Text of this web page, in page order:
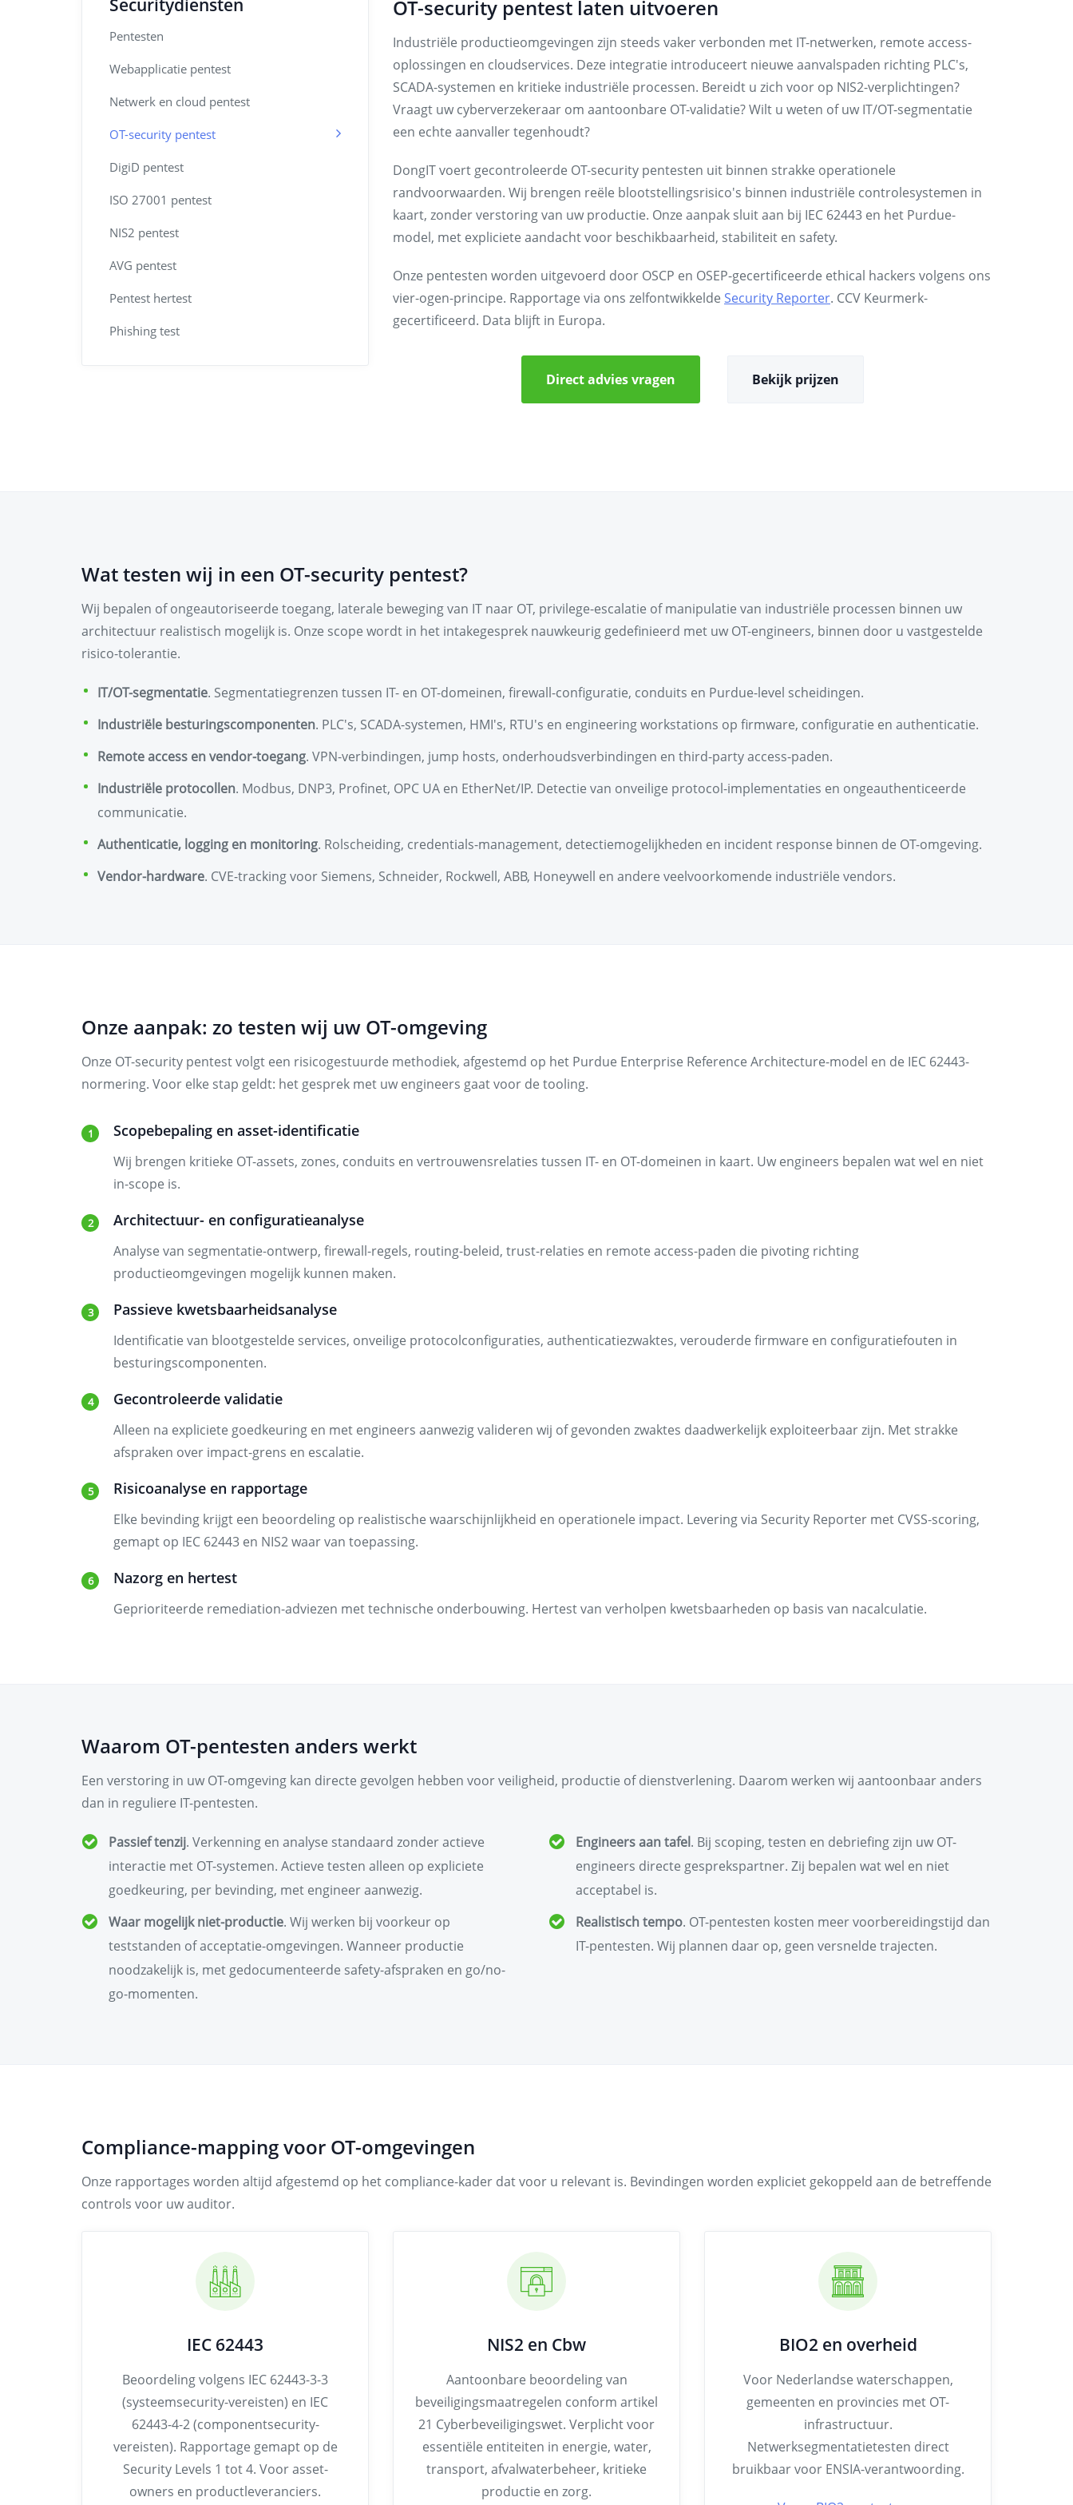
Securitydiensten
Pentesten
Webapplicatie pentest
Netwerk en cloud pentest
OT-security pentest
DigiD pentest
ISO 27001 pentest
NIS2 pentest
AVG pentest
Pentest hertest
Phishing test
OT-security pentest laten uitvoeren
Industriële productieomgevingen zijn steeds vaker verbonden met IT-netwerken, remote access-
oplossingen en cloudservices. Deze integratie introduceert nieuwe aanvalspaden richting PLC's,
SCADA-systemen en kritieke industriële processen. Bereidt u zich voor op NIS2-verplichtingen?
Vraagt uw cyberverzekeraar om aantoonbare OT-validatie? Wilt u weten of uw IT/OT-segmentatie
een echte aanvaller tegenhoudt?
DongIT voert gecontroleerde OT-security pentesten uit binnen strakke operationele
randvoorwaarden. Wij brengen reële blootstellingsrisico's binnen industriële controlesystemen in
kaart, zonder verstoring van uw productie. Onze aanpak sluit aan bij IEC 62443 en het Purdue-
model, met expliciete aandacht voor beschikbaarheid, stabiliteit en safety.
Onze pentesten worden uitgevoerd door OSCP en OSEP-gecertificeerde ethical hackers volgens ons
vier-ogen-principe. Rapportage via ons zelfontwikkelde Security Reporter. CCV Keurmerk-
gecertificeerd. Data blijft in Europa.
Direct advies vragen Bekijk prijzen
Wat testen wij in een OT-security pentest?
Wij bepalen of ongeautoriseerde toegang, laterale beweging van IT naar OT, privilege-escalatie of manipulatie van industriële processen binnen uw
architectuur realistisch mogelijk is. Onze scope wordt in het intakegesprek nauwkeurig gedefinieerd met uw OT-engineers, binnen door u vastgestelde
risico-tolerantie.
IT/OT-segmentatie. Segmentatiegrenzen tussen IT- en OT-domeinen, firewall-configuratie, conduits en Purdue-level scheidingen.
Industriële besturingscomponenten. PLC's, SCADA-systemen, HMI's, RTU's en engineering workstations op firmware, configuratie en authenticatie.
Remote access en vendor-toegang. VPN-verbindingen, jump hosts, onderhoudsverbindingen en third-party access-paden.
Industriële protocollen. Modbus, DNP3, Profinet, OPC UA en EtherNet/IP. Detectie van onveilige protocol-implementaties en ongeauthenticeerde
communicatie.
Authenticatie, logging en monitoring. Rolscheiding, credentials-management, detectiemogelijkheden en incident response binnen de OT-omgeving.
Vendor-hardware. CVE-tracking voor Siemens, Schneider, Rockwell, ABB, Honeywell en andere veelvoorkomende industriële vendors.
Onze aanpak: zo testen wij uw OT-omgeving
Onze OT-security pentest volgt een risicogestuurde methodiek, afgestemd op het Purdue Enterprise Reference Architecture-model en de IEC 62443-
normering. Voor elke stap geldt: het gesprek met uw engineers gaat voor de tooling.
Scopebepaling en asset-identificatie
Wij brengen kritieke OT-assets, zones, conduits en vertrouwensrelaties tussen IT- en OT-domeinen in kaart. Uw engineers bepalen wat wel en niet
in-scope is.
Architectuur- en configuratieanalyse
Analyse van segmentatie-ontwerp, firewall-regels, routing-beleid, trust-relaties en remote access-paden die pivoting richting
productieomgevingen mogelijk kunnen maken.
Passieve kwetsbaarheidsanalyse
Identificatie van blootgestelde services, onveilige protocolconfiguraties, authenticatiezwaktes, verouderde firmware en configuratiefouten in
besturingscomponenten.
Gecontroleerde validatie
Alleen na expliciete goedkeuring en met engineers aanwezig valideren wij of gevonden zwaktes daadwerkelijk exploiteerbaar zijn. Met strakke
afspraken over impact-grens en escalatie.
Risicoanalyse en rapportage
Elke bevinding krijgt een beoordeling op realistische waarschijnlijkheid en operationele impact. Levering via Security Reporter met CVSS-scoring,
gemapt op IEC 62443 en NIS2 waar van toepassing.
Nazorg en hertest
Geprioriteerde remediation-adviezen met technische onderbouwing. Hertest van verholpen kwetsbaarheden op basis van nacalculatie.
Waarom OT-pentesten anders werkt
Een verstoring in uw OT-omgeving kan directe gevolgen hebben voor veiligheid, productie of dienstverlening. Daarom werken wij aantoonbaar anders
dan in reguliere IT-pentesten.
Passief tenzij. Verkenning en analyse standaard zonder actieve
interactie met OT-systemen. Actieve testen alleen op expliciete
goedkeuring, per bevinding, met engineer aanwezig.
Waar mogelijk niet-productie. Wij werken bij voorkeur op
teststanden of acceptatie-omgevingen. Wanneer productie
noodzakelijk is, met gedocumenteerde safety-afspraken en go/no-
go-momenten.
Engineers aan tafel. Bij scoping, testen en debriefing zijn uw OT-
engineers directe gesprekspartner. Zij bepalen wat wel en niet
acceptabel is.
Realistisch tempo. OT-pentesten kosten meer voorbereidingstijd dan
IT-pentesten. Wij plannen daar op, geen versnelde trajecten.
Compliance-mapping voor OT-omgevingen
Onze rapportages worden altijd afgestemd op het compliance-kader dat voor u relevant is. Bevindingen worden expliciet gekoppeld aan de betreffende
controls voor uw auditor.
IEC 62443
Beoordeling volgens IEC 62443-3-3
(systeemsecurity-vereisten) en IEC
62443-4-2 (componentsecurity-
vereisten). Rapportage gemapt op de
Security Levels 1 tot 4. Voor asset-
owners en productleveranciers.
NIS2 en Cbw
Aantoonbare beoordeling van
beveiligingsmaatregelen conform artikel
21 Cyberbeveiligingswet. Verplicht voor
essentiële entiteiten in energie, water,
transport, afvalwaterbeheer, kritieke
productie en zorg.
BIO2 en overheid
Voor Nederlandse waterschappen,
gemeenten en provincies met OT-
infrastructuur.
Netwerksegmentatietesten direct
bruikbaar voor ENSIA-verantwoording.